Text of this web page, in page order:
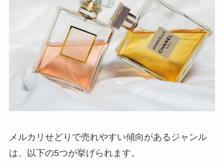
メルカリせどりで売れやすい傾向があるジャンル
は、以下の5つが挙げられます。